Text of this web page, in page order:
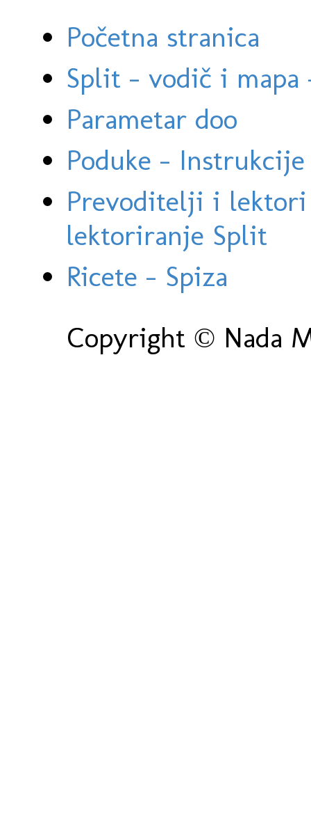
Početna stranica
Split - vodič i
Parametar doo
Poduke -
Prevoditelji i
lektoriranje Split
Ricete - Spiza
Copyright © Nada